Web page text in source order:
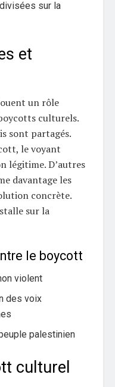
sur la
et
un rôle
culturels.
sont partagés.
le voyant
légitime. D’autres
davantage les
concrète.
sur la
le boycott
violent
des voix
palestinien
culturel